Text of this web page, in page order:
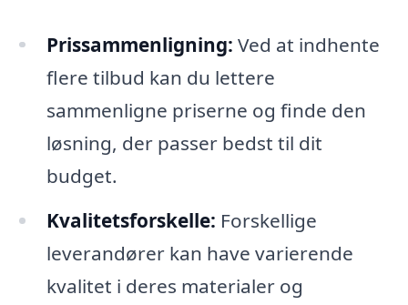
Prissammenligning: Ved at indhente
flere tilbud kan du lettere
sammenligne priserne og finde den
løsning, der passer bedst til dit
budget.
Kvalitetsforskelle: Forskellige
leverandører kan have varierende
kvalitet i deres materialer og